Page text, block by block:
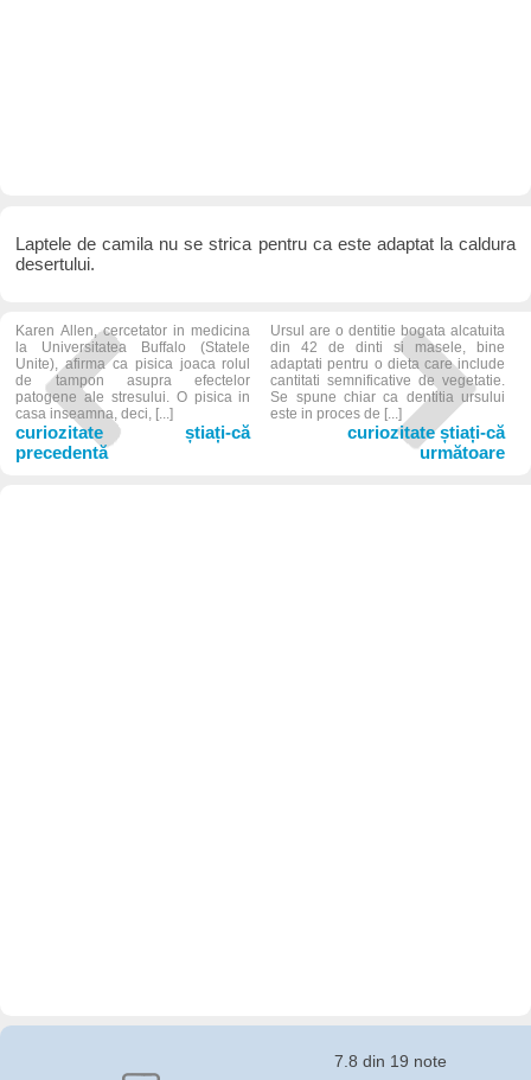
Laptele de camila nu se strica pentru ca este adaptat la caldura
desertului.
Karen Allen, cercetator in medicina
la Universitatea Buffalo (Statele
Unite), afirma ca pisica joaca rolul
de tampon asupra efectelor
patogene ale stresului. O pisica in
casa inseamna, deci, [...]
curiozitate știați-că
precedentă
Ursul are o dentitie bogata alcatuita
din 42 de dinti si masele, bine
adaptati pentru o dieta care include
cantitati semnificative de vegetatie.
Se spune chiar ca dentitia ursului
este in proces de [...]
curiozitate știați-că
următoare
7.8 din 19 note